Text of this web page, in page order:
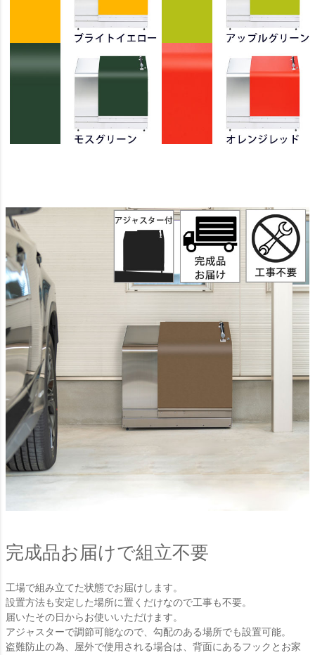
完成品お届けで組立不要
工場で組み立てた状態でお届けします。
設置方法も安定した場所に置くだけなので工事も不要。
届いたその日からお使いいただけます。
アジャスターで調節可能なので、勾配のある場所でも設置可能。
盗難防止の為、屋外で使用される場合は、背面にあるフックとお家